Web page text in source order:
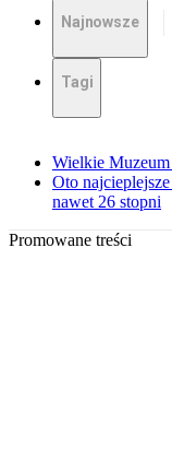
Najnowsze
Tagi
Wielkie
Oto
nawet 26 stopni
Promowane treści